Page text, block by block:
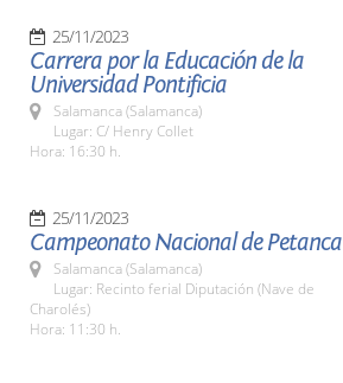
25/11/2023
Carrera por la Educación de la
Universidad Pontificia
Salamanca (Salamanca)
Lugar: C/ Henry Collet
Hora: 16:30 h.
25/11/2023
Campeonato Nacional de Petanca
Salamanca (Salamanca)
Lugar: Recinto ferial Diputación (Nave de
Charolés)
Hora: 11:30 h.